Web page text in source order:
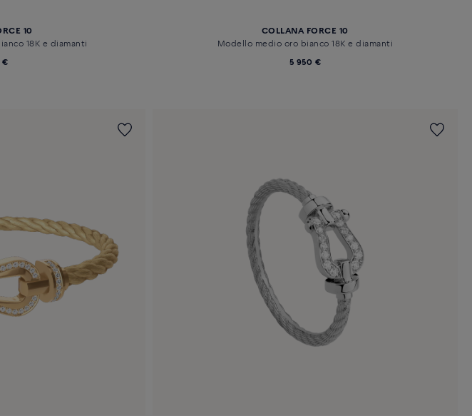
10
18K e diamanti
€
COLLANA FORCE 10
Modello medio oro bianco 18K e diamanti
5 950 €